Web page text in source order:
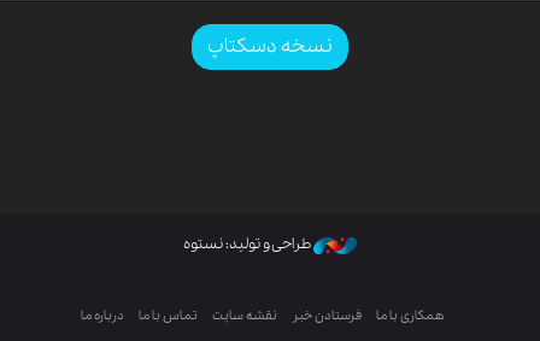
نسخه دسکتاپ
طراحی و تولید: نستوه
همکاری با ما فرستادن خبر نقشه سایت تماس با ما درباره ما